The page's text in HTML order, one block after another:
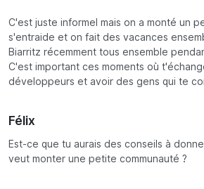
C'est juste informel mais on a monté un
s'entraide et on fait des vacances
Biarritz récemment tous ensemble
C'est important ces moments où
développeurs et avoir des gens qui te
Félix
Est-ce que tu aurais des conseils à
veut monter une petite communauté ?